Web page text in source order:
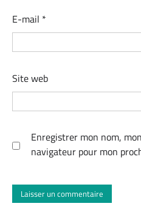
E-mail *
Site web
Enregistrer mon nom,
navigateur pour mon